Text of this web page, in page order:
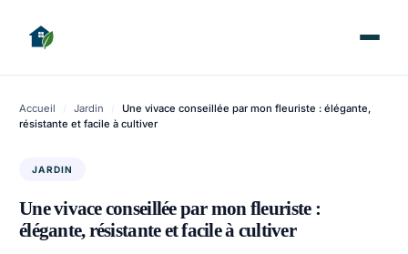
Accueil / Jardin /
Une vivace conseillée par mon fleuriste : élégante,
résistante et facile à cultiver
JARDIN
Une vivace conseillée par mon fleuriste :
élégante, résistante et facile à cultiver